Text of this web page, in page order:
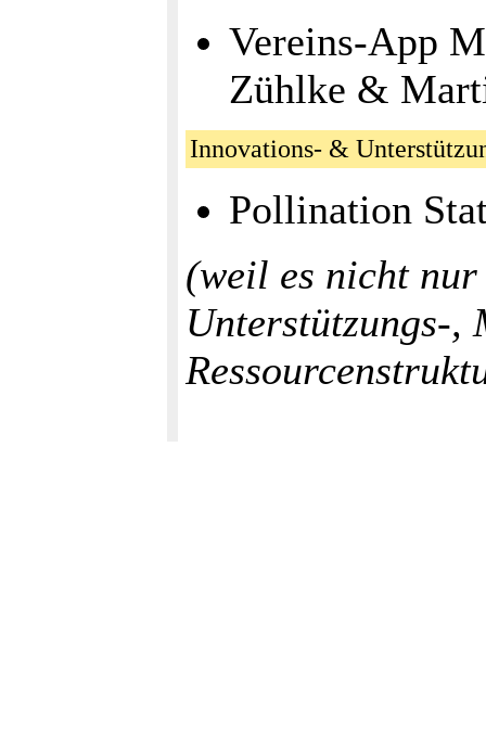
Vereins‑App
Zühlke &
Innovations‑ &
Pollination
(weil es nicht
Unterstützungs‑,